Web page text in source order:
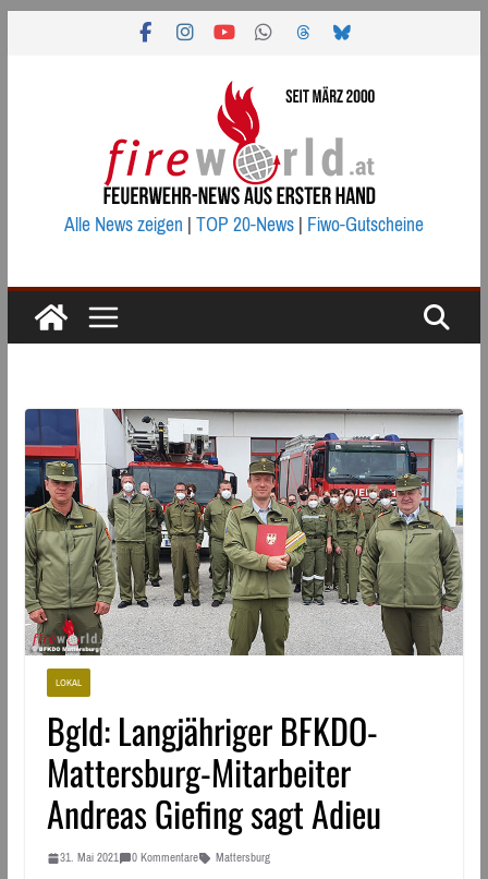
Alle News zeigen|TOP 20-News|Fiwo-Gutscheine
LOKAL
Bgld: Langjähriger BFKDO-
Mattersburg-Mitarbeiter
Andreas Giefing sagt Adieu
31. Mai 2021 0 Kommentare Mattersburg